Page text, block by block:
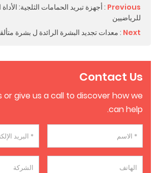
Previous
: أجهزة تبريد الحمامات الثلجية:
للرياضيين
Next
: معدات تجديد البشرة الرائدة ل بشرة
Contact Us
give us a call to discover how we
can help.